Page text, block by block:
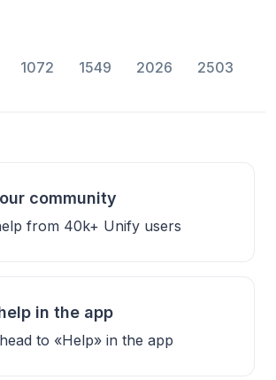
1072 1549 2026 2503
community
from 40k+ Unify users
in the app
to «Help» in the app